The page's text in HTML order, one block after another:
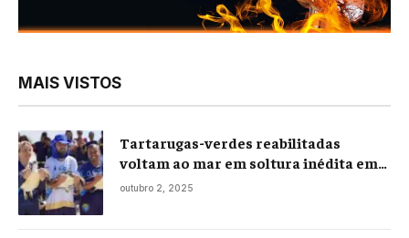
MAIS VISTOS
Tartarugas-verdes reabilitadas
voltam ao mar em soltura inédita em
Praia Seca
outubro 2, 2025